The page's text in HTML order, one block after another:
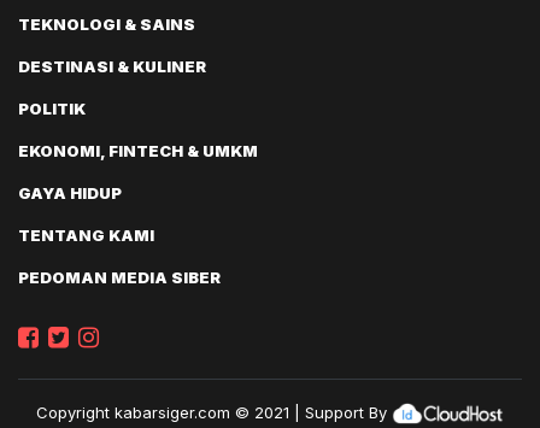
TEKNOLOGI & SAINS
DESTINASI & KULINER
POLITIK
EKONOMI, FINTECH & UMKM
GAYA HIDUP
TENTANG KAMI
PEDOMAN MEDIA SIBER
Copyright kabarsiger.com © 2021 | Support By